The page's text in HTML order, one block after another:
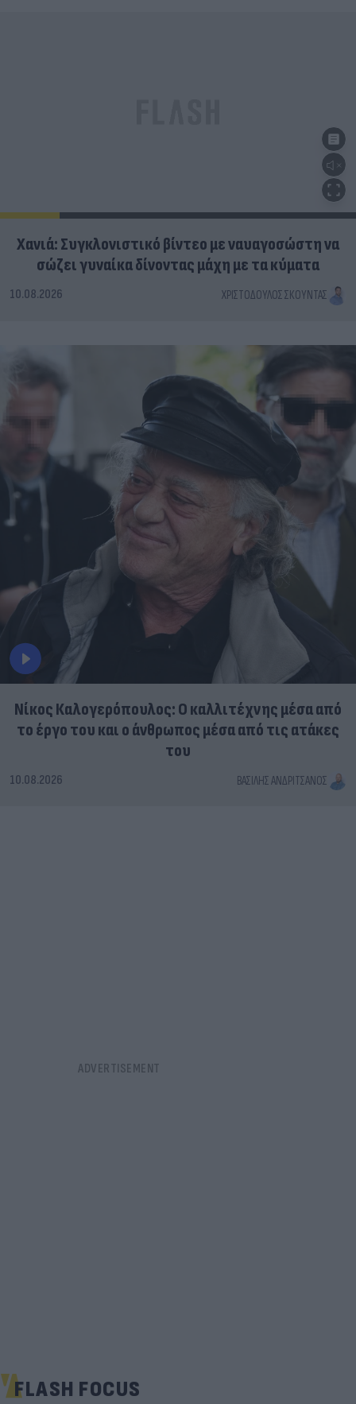
Χανιά: Συγκλονιστικό βίντεο με ναυαγοσώστη να
σώζει γυναίκα δίνοντας μάχη με τα κύματα
10.08.2026 ΧΡΙΣΤΌΔΟΥΛΟΣ ΣΚΟΎΝΤΑΣ
Νίκος Καλογερόπουλος: Ο καλλιτέχνης μέσα από
το έργο του και ο άνθρωπος μέσα από τις ατάκες
του
10.08.2026 ΒΑΣΊΛΗΣ ΑΝΔΡΙΤΣΆΝΟΣ
FLASH FOCUS